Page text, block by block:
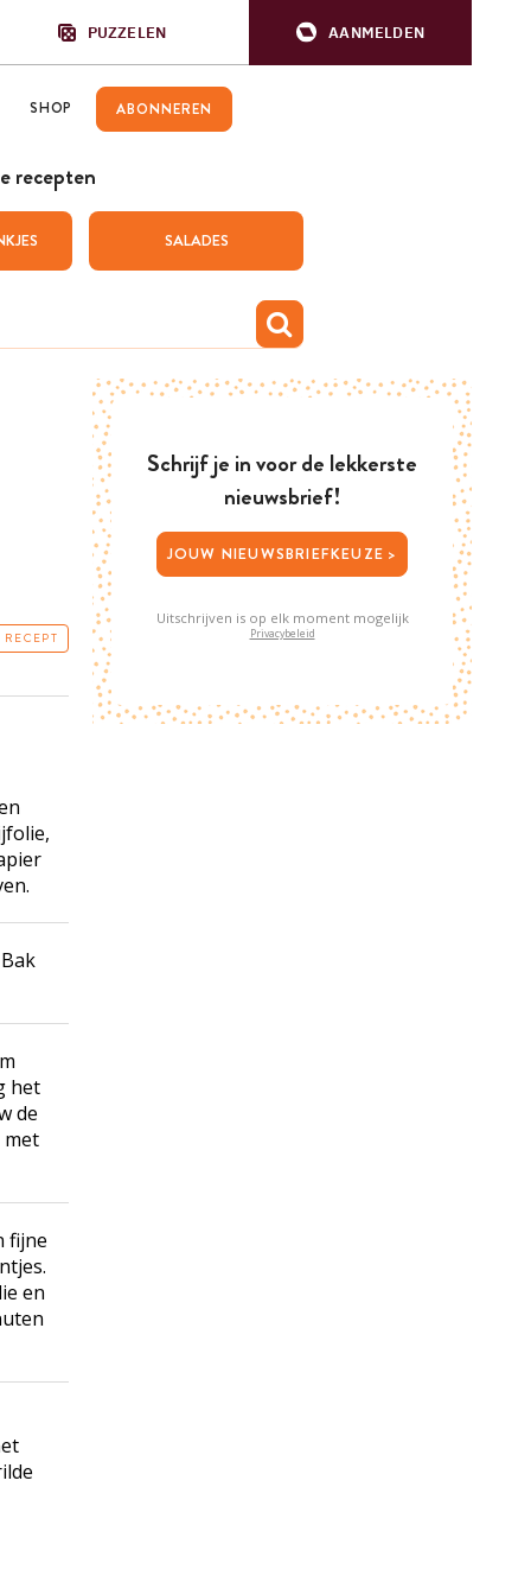
PUZZELEN AANMELDEN
SHOP ABONNEREN
recepten
SALADES
het
de
met
fijne
en
Schrijf je in voor de lekkerste
nieuwsbrief!
JOUW NIEUWSBRIEFKEUZE >
Uitschrijven is op elk moment mogelijk
Privacybeleid